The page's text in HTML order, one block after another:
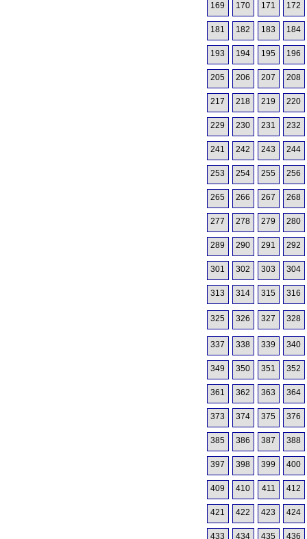
169 170 171 172
181 182 183 184
193 194 195 196
205 206 207 208
217 218 219 220
229 230 231 232
241 242 243 244
253 254 255 256
265 266 267 268
277 278 279 280
289 290 291 292
301 302 303 304
313 314 315 316
325 326 327 328
337 338 339 340
349 350 351 352
361 362 363 364
373 374 375 376
385 386 387 388
397 398 399 400
409 410 411 412
421 422 423 424
433 434 435 436